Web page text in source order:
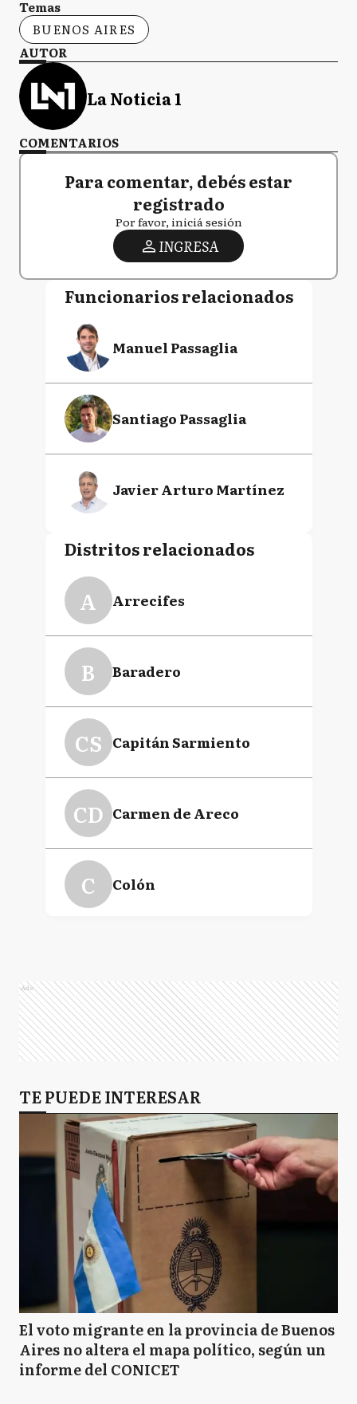
Temas
BUENOS AIRES
AUTOR
La Noticia 1
COMENTARIOS
Para comentar, debés estar
registrado
Por favor, iniciá sesión
INGRESA
Funcionarios relacionados
Manuel Passaglia
Santiago Passaglia
Javier Arturo Martínez
Distritos relacionados
A Arrecifes
B Baradero
CS Capitán Sarmiento
CD Carmen de Areco
C Colón
P Pergamino
R Ramallo
Rojas
S Salto
SA San Andrés de Giles
SA San Antonio de Areco
Ads
TE PUEDE INTERESAR
El voto migrante en la provincia de Buenos
Aires no altera el mapa político, según un
informe del CONICET